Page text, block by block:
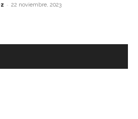
- 22 noviembre, 2023